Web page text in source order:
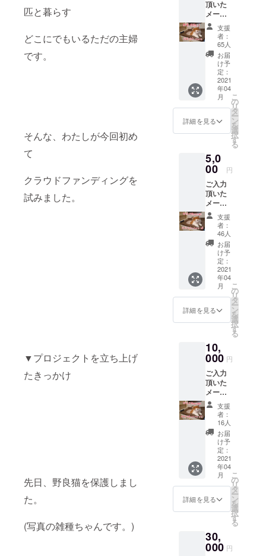
匹と暮らす
どこにでもいるただの主婦
です。
そんな、わたしが今回初め
て
クラウドファンディングを
試みました。
▼プロジェクトを立ち上げ
たきっかけ
先日、野良猫を保護しまし
た。
(写真の雑種ちゃんです。)
力が不
要とな
りま
す。 活
動報告
もご覧
頂けま
す。
頂いた
メール
アドレ
スに 写
真を1枚
送らせ
て頂き
ます。
活動報
告も、
ご覧頂
けま
す。
支援
者：
65人
お届
け予
定：
2021
年04
月
詳細を見る
こ
の
リ
タ
ー
ン
を
選
択
す
る
5,0
00 円
ご入力
頂いた
メール
アドレ
スに 写
真を 5
枚 送ら
せて頂
きま
す。 活
動報告
も、ご
覧頂け
ます。
支援
者：
46人
お届
け予
定：
2021
年04
月
詳細を見る
こ
の
リ
タ
ー
ン
を
選
択
す
る
10,
000 円
ご入力
頂いた
メール
アドレ
スに 写
真を 10
枚 送ら
せて頂
きま
す。 活
動報告
も、ご
覧頂け
ます。
支援
者：
16人
お届
け予
定：
2021
年04
月
詳細を見る
こ
の
リ
タ
ー
ン
を
選
択
す
る
30,
000 円